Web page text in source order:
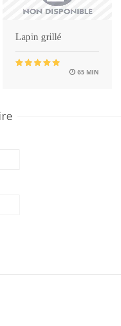
Lapin grillé
65 MIN